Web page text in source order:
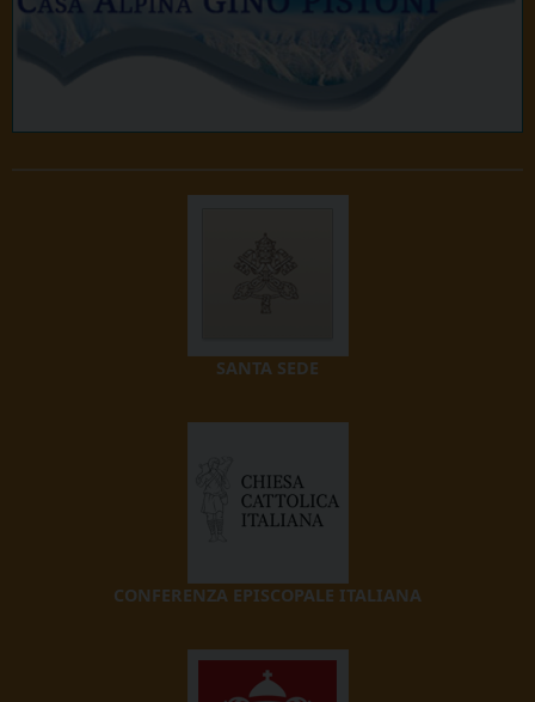
SANTA SEDE
CONFERENZA EPISCOPALE ITALIANA